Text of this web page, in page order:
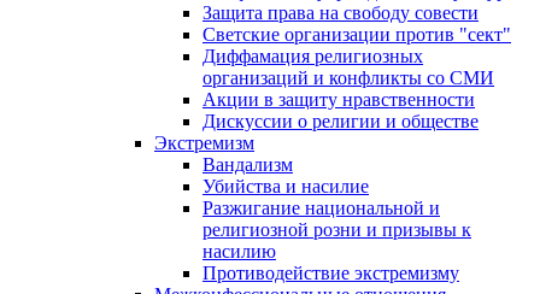
Защита права на свободу совести
Светские организации против "сект"
Диффамация религиозных
организаций и конфликты со СМИ
Акции в защиту нравственности
Дискуссии о религии и обществе
Экстремизм
Вандализм
Убийства и насилие
Разжигание национальной и
религиозной розни и призывы к
насилию
Противодействие экстремизму